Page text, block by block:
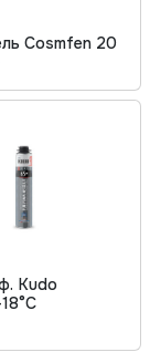
Cosmfen 20
Kudo